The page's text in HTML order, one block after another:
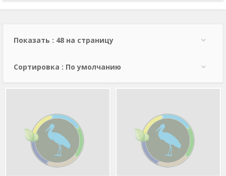
Показать : 48 на страницу
Сортировка : По умолчанию